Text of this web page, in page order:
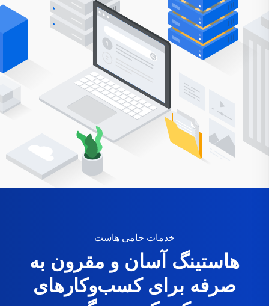
خدمات حامی هاست
هاستینگ آسان و مقرون به
صرفه برای کسب‌وکارهای